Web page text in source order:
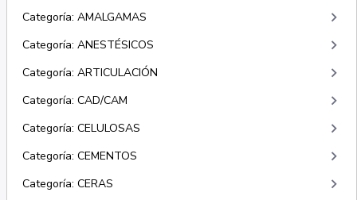
Categoría: AMALGAMAS keyboard_arrow_right
Categoría: ANESTÉSICOS keyboard_arrow_right
Categoría: ARTICULACIÓN keyboard_arrow_right
Categoría: CAD/CAM keyboard_arrow_right
Categoría: CELULOSAS keyboard_arrow_right
Categoría: CEMENTOS keyboard_arrow_right
Categoría: CERAS keyboard_arrow_right